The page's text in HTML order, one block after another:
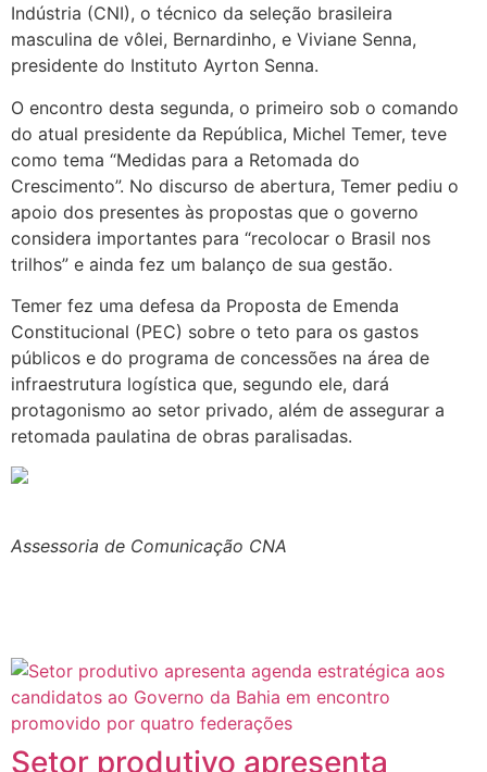
Indústria (CNI), o técnico da seleção brasileira
masculina de vôlei, Bernardinho, e Viviane Senna,
presidente do Instituto Ayrton Senna.
O encontro desta segunda, o primeiro sob o comando
do atual presidente da República, Michel Temer, teve
como tema “Medidas para a Retomada do
Crescimento”. No discurso de abertura, Temer pediu o
apoio dos presentes às propostas que o governo
considera importantes para “recolocar o Brasil nos
trilhos” e ainda fez um balanço de sua gestão.
Temer fez uma defesa da Proposta de Emenda
Constitucional (PEC) sobre o teto para os gastos
públicos e do programa de concessões na área de
infraestrutura logística que, segundo ele, dará
protagonismo ao setor privado, além de assegurar a
retomada paulatina de obras paralisadas.
Assessoria de Comunicação CNA
Setor produtivo apresenta